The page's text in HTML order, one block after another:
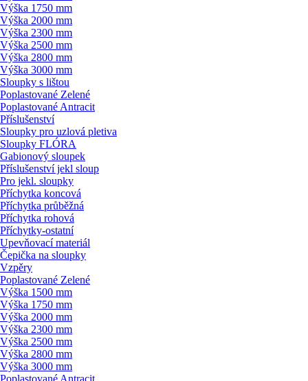
Výška 1750 mm
Výška 2000 mm
Výška 2300 mm
Výška 2500 mm
Výška 2800 mm
Výška 3000 mm
Sloupky s lištou
Poplastované Zelené
Poplastované Antracit
Příslušenství
Sloupky pro uzlová pletiva
Sloupky FLÓRA
Gabionový sloupek
Příslušenství jekl sloup
Pro jekl. sloupky
Příchytka koncová
Příchytka průběžná
Příchytka rohová
Příchytky-ostatní
Upevňovací materiál
Čepička na sloupky
Vzpěry
Poplastované Zelené
Výška 1500 mm
Výška 1750 mm
Výška 2000 mm
Výška 2300 mm
Výška 2500 mm
Výška 2800 mm
Výška 3000 mm
Poplastované Antracit